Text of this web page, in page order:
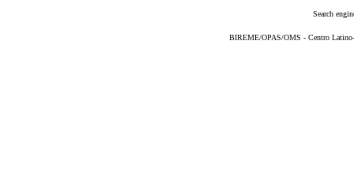
Search
BIREME/OPAS/OMS - Centro Latino-